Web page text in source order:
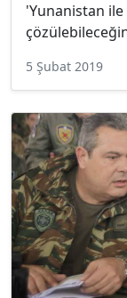
'Yunanistan
5 Şubat 2019